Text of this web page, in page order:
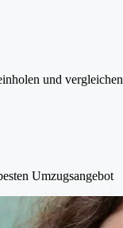
und vergleichen
Umzugsangebot